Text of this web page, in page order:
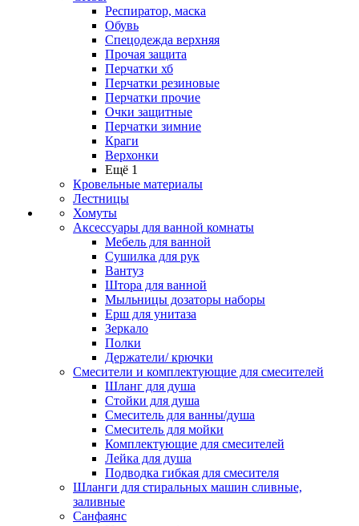
Респиратор, маска
Обувь
Спецодежда верхняя
Прочая защита
Перчатки хб
Перчатки резиновые
Перчатки прочие
Очки защитные
Перчатки зимние
Краги
Верхонки
Ещё 1
Кровельные материалы
Лестницы
Хомуты
Аксессуары для ванной комнаты
Мебель для ванной
Сушилка для рук
Вантуз
Штора для ванной
Мыльницы дозаторы наборы
Ерш для унитаза
Зеркало
Полки
Держатели/ крючки
Смесители и комплектующие для смесителей
Шланг для душа
Стойки для душа
Смеситель для ванны/душа
Смеситель для мойки
Комплектующие для смесителей
Лейка для душа
Подводка гибкая для смесителя
Шланги для стиральных машин сливные,
заливные
Санфаянс